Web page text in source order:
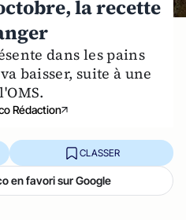
la recette
dans les pains
baisser, suite à une
Rédaction
CLASSER
en favori sur Google